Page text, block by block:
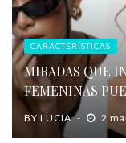
CARACTERÍSTICAS
MIRADAS QUE
FEMENINAS
BY LUCIA 2